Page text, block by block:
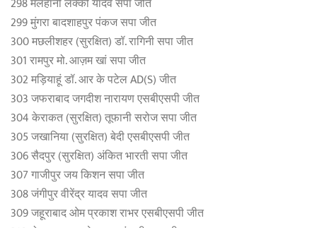
298 मलहानी लक्की यादव सपा जीत
299 मुंगरा बादशाहपुर पंकज सपा जीत
300 मछलीशहर (सुरक्षित) डॉ. रागिनी सपा जीत
301 रामपुर मो. आज़म खां सपा जीत
302 मड़ियाहूं डॉ. आर के पटेल AD(S) जीत
303 जफराबाद जगदीश नारायण एसबीएसपी जीत
304 केराकत (सुरक्षित) तूफानी सरोज सपा जीत
305 जखानिया (सुरक्षित) बेदी एसबीएसपी जीत
306 सैदपुर (सुरक्षित) अंकित भारती सपा जीत
307 गाजीपुर जय क‍िशन सपा जीत
308 जंगीपुर वीरेंद्र यादव सपा जीत
309 जहूराबाद ओम प्रकाश राभर एसबीएसपी जीत